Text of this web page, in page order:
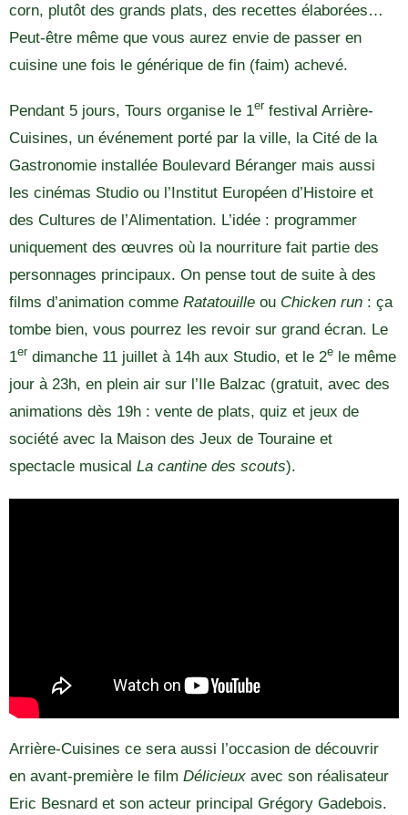
corn, plutôt des grands plats, des recettes élaborées…
Peut-être même que vous aurez envie de passer en
cuisine une fois le générique de fin (faim) achevé.
Pendant 5 jours, Tours organise le 1er festival Arrière-
Cuisines, un événement porté par la ville, la Cité de la
Gastronomie installée Boulevard Béranger mais aussi
les cinémas Studio ou l’Institut Européen d’Histoire et
des Cultures de l’Alimentation. L’idée : programmer
uniquement des œuvres où la nourriture fait partie des
personnages principaux. On pense tout de suite à des
films d’animation comme Ratatouille ou Chicken run : ça
tombe bien, vous pourrez les revoir sur grand écran. Le
1er dimanche 11 juillet à 14h aux Studio, et le 2e le même
jour à 23h, en plein air sur l’Ile Balzac (gratuit, avec des
animations dès 19h : vente de plats, quiz et jeux de
société avec la Maison des Jeux de Touraine et
spectacle musical La cantine des scouts).
Arrière-Cuisines ce sera aussi l’occasion de découvrir
en avant-première le film Délicieux avec son réalisateur
Eric Besnard et son acteur principal Grégory Gadebois.